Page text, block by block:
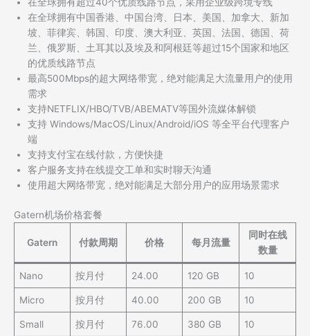
在全球拥有中国香港、中国台湾、日本、美国、加拿大、新加
坡、菲律宾、韩国、印度、澳大利亚、英国、法国、德国、荷
兰、俄罗斯、土耳其以及埃及和阿根廷等超过15个国家和地区
的优质线路节点
最高500Mbps的超大网络带宽，绝对能满足大流量用户的使用
需求
支持NETFLIX/HBO/TVB/ABEMATV等国外流媒体解锁
支持 Windows/MacOS/Linux/Android/iOS 等全平台代理客户
端
支持支付宝在线付款，方便快捷
客户服务支持在线提交工单和实时聊天沟通
使用超大网络带宽，绝对能满足大部分用户的应用场景需求
Gatern机场价格套餐
Gatern 付款周期 价格 每月流量
同时在线
数量
Nano 按月付 24.00 120 GB 10
Micro 按月付 40.00 200 GB 10
Small 按月付 76.00 380 GB 10